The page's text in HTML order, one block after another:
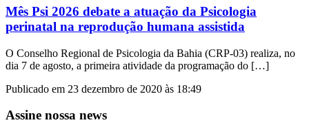
Mês Psi 2026 debate a atuação da Psicologia
perinatal na reprodução humana assistida
O Conselho Regional de Psicologia da Bahia (CRP-03) realiza, no
dia 7 de agosto, a primeira atividade da programação do […]
Publicado em 23 dezembro de 2020 às 18:49
Assine nossa news